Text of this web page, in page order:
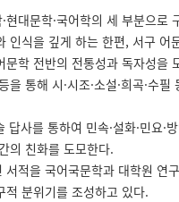
현대문학·국어학의 세 부분으로
인식을 깊게 하는 한편, 서구 어
문학 전반의 전통성과 독자성을
을 통해 시·시조·소설·희곡·수필
답사를 통하여 민속·설화·민요·
의 친화를 도모한다.
서적을 국어국문학과 대학원 연
적 분위기를 조성하고 있다.